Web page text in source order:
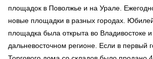
площадок в Поволжье и на Урале.
новые площадки в разных городах.
площадка была открыта во Владивостоке
дальневосточном регионе. Если в первый